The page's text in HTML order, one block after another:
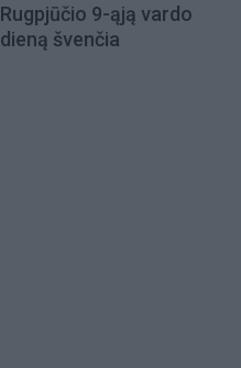
Rugpjūčio 9-ąją vardo
dieną švenčia